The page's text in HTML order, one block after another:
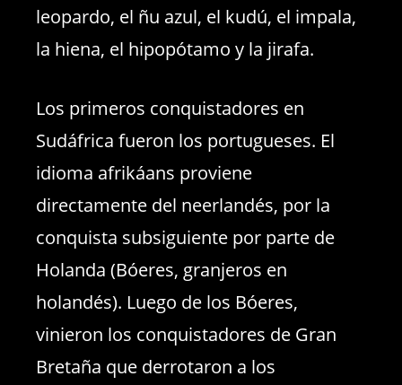
leopardo, el ñu azul, el kudú, el impala,
la hiena, el hipopótamo y la jirafa.
Los primeros conquistadores en
Sudáfrica fueron los portugueses. El
idioma afrikáans proviene
directamente del neerlandés, por la
conquista subsiguiente por parte de
Holanda (Bóeres, granjeros en
holandés). Luego de los Bóeres,
vinieron los conquistadores de Gran
Bretaña que derrotaron a los